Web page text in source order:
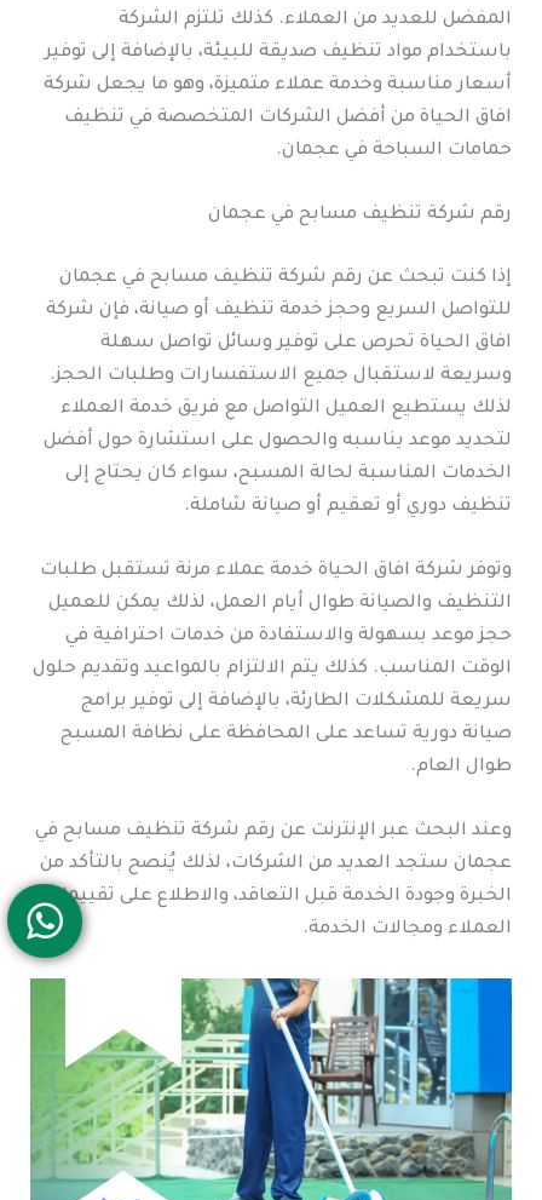
المفضل للعديد من العملاء. كذلك تلتزم الشركة
باستخدام مواد تنظيف صديقة للبيئة، بالإضافة إلى توفير
أسعار مناسبة وخدمة عملاء متميزة، وهو ما يجعل شركة
افاق الحياة من أفضل الشركات المتخصصة في تنظيف
حمامات السباحة في عجمان.
رقم شركة تنظيف مسابح في عجمان
إذا كنت تبحث عن رقم شركة تنظيف مسابح في عجمان
للتواصل السريع وحجز خدمة تنظيف أو صيانة، فإن شركة
افاق الحياة تحرص على توفير وسائل تواصل سهلة
وسريعة لاستقبال جميع الاستفسارات وطلبات الحجز.
لذلك يستطيع العميل التواصل مع فريق خدمة العملاء
لتحديد موعد يناسبه والحصول على استشارة حول أفضل
الخدمات المناسبة لحالة المسبح، سواء كان يحتاج إلى
تنظيف دوري أو تعقيم أو صيانة شاملة.
وتوفر شركة افاق الحياة خدمة عملاء مرنة تستقبل طلبات
التنظيف والصيانة طوال أيام العمل، لذلك يمكن للعميل
حجز موعد بسهولة والاستفادة من خدمات احترافية في
الوقت المناسب. كذلك يتم الالتزام بالمواعيد وتقديم حلول
سريعة للمشكلات الطارئة، بالإضافة إلى توفير برامج
صيانة دورية تساعد على المحافظة على نظافة المسبح
طوال العام.
وعند البحث عبر الإنترنت عن رقم شركة تنظيف مسابح في
عجمان ستجد العديد من الشركات، لذلك يُنصح بالتأكد من
الخبرة وجودة الخدمة قبل التعاقد، والاطلاع على تقييمات
العملاء ومجالات الخدمة.